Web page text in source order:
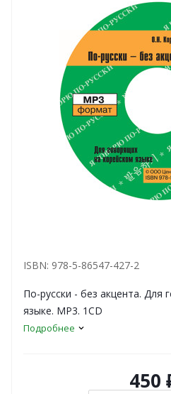
ISBN: 978-5-86547-427-2
По-русски - без акцента. Для
языке. МР3. 1CD
Подробнее
450